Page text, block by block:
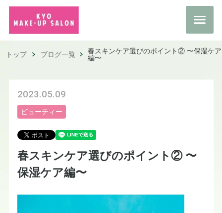
トップ ブログ一覧
春スキンケア選びのポイント② 〜保湿ケア
編〜
2023.05.09
ビューティー
春スキンケア選びのポイント② 〜
保湿ケア編〜